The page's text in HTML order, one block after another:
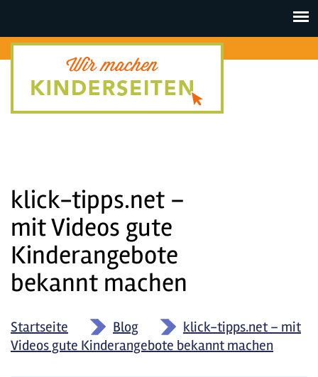
Toggle
klick-tipps.net –
mit Videos gute
Kinderangebote
bekannt machen
Startseite » Blog »
klick-tipps.net – mit
Videos gute Kinderangebote bekannt machen